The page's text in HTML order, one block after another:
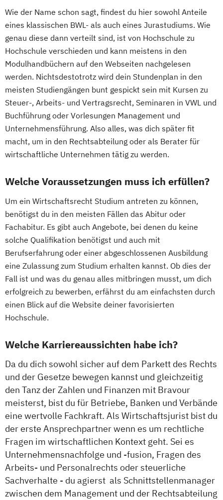
Wie der Name schon sagt, findest du hier sowohl Anteile
eines klassischen BWL- als auch eines Jurastudiums. Wie
genau diese dann verteilt sind, ist von Hochschule zu
Hochschule verschieden und kann meistens in den
Modulhandbüchern auf den Webseiten nachgelesen
werden. Nichtsdestotrotz wird dein Stundenplan in den
meisten Studiengängen bunt gespickt sein mit Kursen zu
Steuer-, Arbeits- und Vertragsrecht, Seminaren in VWL und
Buchführung oder Vorlesungen Management und
Unternehmensführung. Also alles, was dich später fit
macht, um in den Rechtsabteilung oder als Berater für
wirtschaftliche Unternehmen tätig zu werden.
Welche Voraussetzungen muss ich erfüllen?
Um ein Wirtschaftsrecht Studium antreten zu können,
benötigst du in den meisten Fällen das Abitur oder
Fachabitur. Es gibt auch Angebote, bei denen du keine
solche Qualifikation benötigst und auch mit
Berufserfahrung oder einer abgeschlossenen Ausbildung
eine Zulassung zum Studium erhalten kannst. Ob dies der
Fall ist und was du genau alles mitbringen musst, um dich
erfolgreich zu bewerben, erfährst du am einfachsten durch
einen Blick auf die Website deiner favorisierten
Hochschule.
Welche Karriereaussichten habe ich?
Da du dich sowohl sicher auf dem Parkett des Rechts
und der Gesetze bewegen kannst und gleichzeitig
den Tanz der Zahlen und Finanzen mit Bravour
meisterst, bist du für Betriebe, Banken und Verbände
eine wertvolle Fachkraft. Als Wirtschaftsjurist bist du
der erste Ansprechpartner wenn es um rechtliche
Fragen im wirtschaftlichen Kontext geht. Sei es
Unternehmensnachfolge und -fusion, Fragen des
Arbeits- und Personalrechts oder steuerliche
Sachverhalte - du agierst als Schnittstellenmanager
zwischen dem Management und der Rechtsabteilung